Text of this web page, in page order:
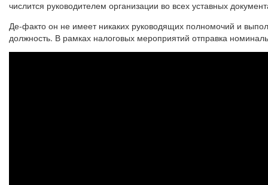
числится руководителем организации во всех уставных
Де-факто он не имеет никаких руководящих полномочий и
должность. В рамках налоговых мероприятий отправка